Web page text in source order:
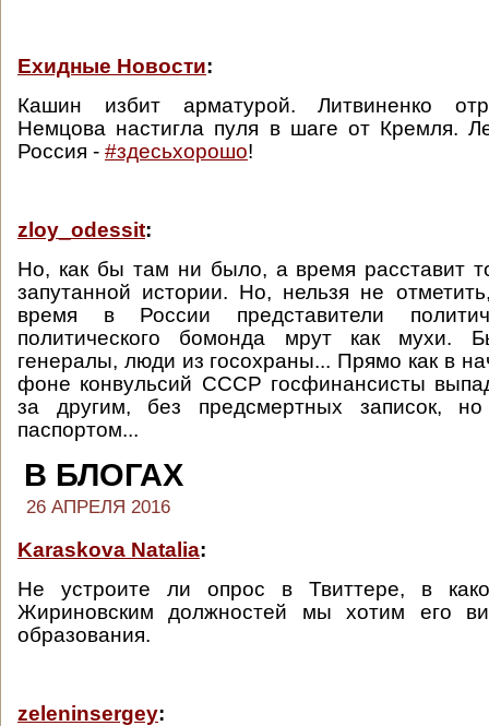
Ехидные Новости:
Кашин избит арматурой. Литвиненко
Немцова настигла пуля в шаге от Кремля.
Россия - #здесьхорошо!
zloy_odessit:
Но, как бы там ни было, а время расставит
запутанной истории. Но, нельзя не
время в России представители
политического бомонда мрут как мухи.
генералы, люди из госохраны... Прямо как в
фоне конвульсий СССР госфинансисты
за другим, без предсмертных записок,
паспортом...
В БЛОГАХ
26 АПРЕЛЯ 2016
Karaskova Natalia:
Не устроите ли опрос в Твиттере, в
Жириновским должностей мы хотим его
образования.
zeleninsergey: